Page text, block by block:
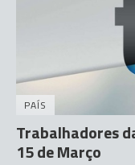
PAÍS
Trabalhadores
15 de Março